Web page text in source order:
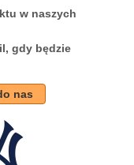
w naszych
gdy będzie
nas